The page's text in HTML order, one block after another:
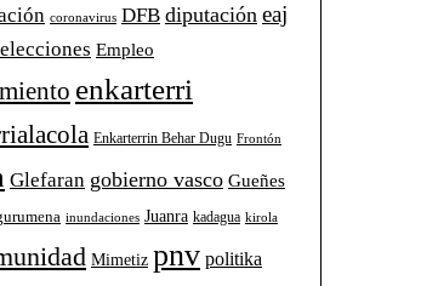
coronavirus DFB diputación eaj
elecciones Empleo
enkarterri
Enkarterrin Behar Dugu Frontón
Glefaran gobierno vasco Gueñes
inundaciones Juanra kadagua kirola
Mimetiz pnv politika